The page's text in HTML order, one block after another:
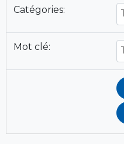
Catégories:
Mot clé: